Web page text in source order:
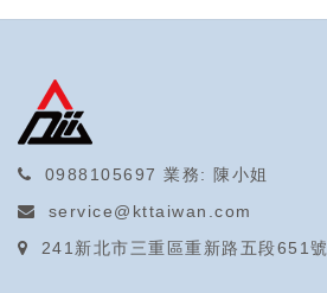
0988105697 業務: 陳小姐
service@kttaiwan.com
241新北市三重區重新路五段651號